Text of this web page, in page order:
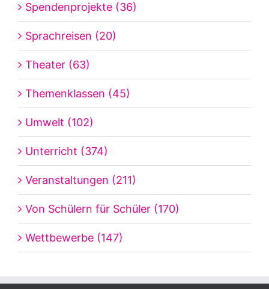
Spendenprojekte (36)
Sprachreisen (20)
Theater (63)
Themenklassen (45)
Umwelt (102)
Unterricht (374)
Veranstaltungen (211)
Von Schülern für Schüler (170)
Wettbewerbe (147)